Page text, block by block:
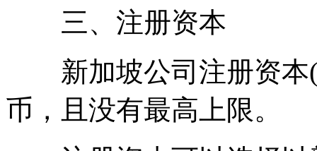
三、注册资本
新加坡公司注册资本(
币，且没有最高上限。